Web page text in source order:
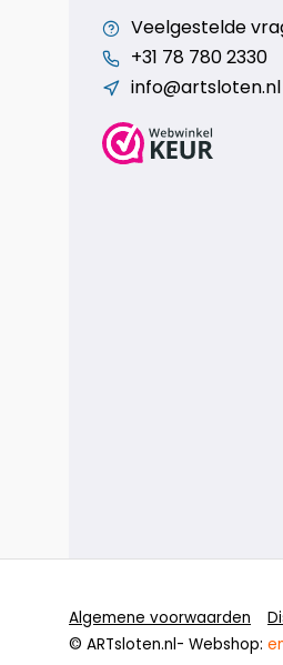
Technische informatie
Sleutelservice: Ja
Veelgestelde
+31 78 780 2330
info@artsloten.nl
Algemene voorwaarden
© ARTsloten.nl- Webshop: